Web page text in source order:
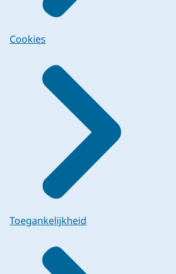
Cookies
Toegankelijkheid